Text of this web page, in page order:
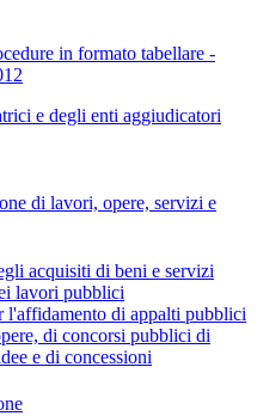
in formato tabellare -
e degli enti aggiudicatori
di lavori, opere, servizi e
acquisiti di beni e servizi
lavori pubblici
l'affidamento di appalti pubblici
di concorsi pubblici di
e di concessioni